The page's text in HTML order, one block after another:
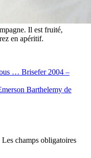
Il est fruité,
en apéritif.
… Brisefer 2004 –
Barthelemy de
Les champs obligatoires